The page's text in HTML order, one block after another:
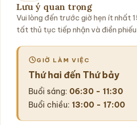
Lưu ý quan trọng
Vui lòng đến trước giờ hẹn ít nhất
tất thủ tục tiếp nhận và điền phiếu
GIỜ LÀM VIỆC
Thứ hai đến Thứ bảy
Buổi sáng: 06:30 - 11:30
Buổi chiều: 13:00 - 17:00